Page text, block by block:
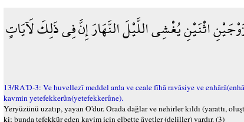
اثْنَيْنِ يُغْشِي اللَّيْلَ النَّهَارَ إِنَّ فِي ذَلِكَ لَآيَاتٍ
13/RA'D-3: Ve huvellezî meddel arda ve ceale fîhâ ravâsiye ve
kavmin yetefekkerûn(yetefekkerûne).
Yeryüzünü uzatıp, yayan O'dur. Orada dağlar ve nehirler kıldı (yarattı,
ki; bunda tefekkür eden kavim için elbette âyetler (deliller) vardır. (3)